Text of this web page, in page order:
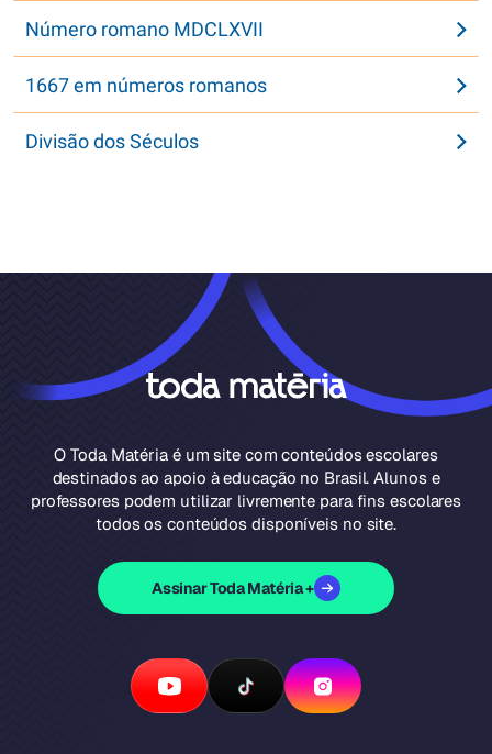
Número romano MDCLXVII
1667 em números romanos
Divisão dos Séculos
O Toda Matéria é um site com conteúdos escolares
destinados ao apoio à educação no Brasil. Alunos e
professores podem utilizar livremente para fins escolares
todos os conteúdos disponíveis no site.
Assinar Toda Matéria +